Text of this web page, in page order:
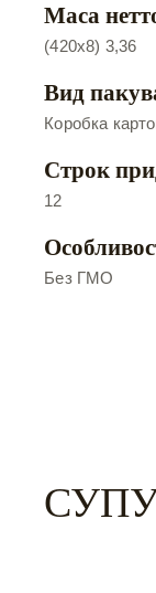
Маса
(420х8) 3,36
Вид
Коробка
Строк
12
Без ГМО